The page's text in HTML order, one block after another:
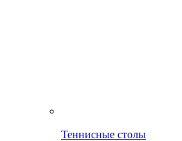
Теннисные столы